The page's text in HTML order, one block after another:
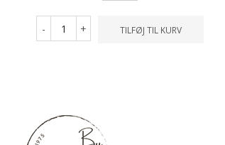
- + TILFØJ TIL KURV